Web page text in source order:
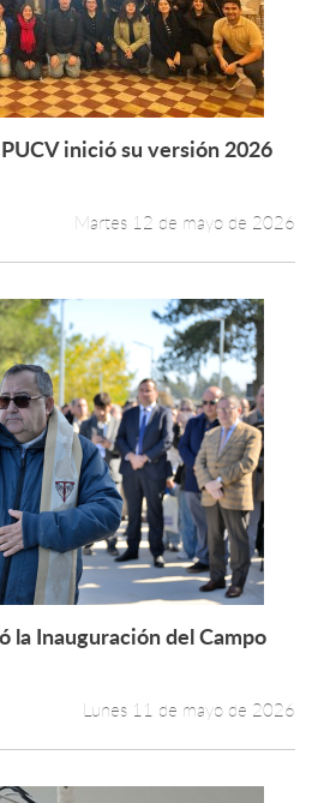
Leer más +
inició su versión 2026
Martes 12 de mayo de 2026
Leer más +
la Inauguración del Campo
Lunes 11 de mayo de 2026